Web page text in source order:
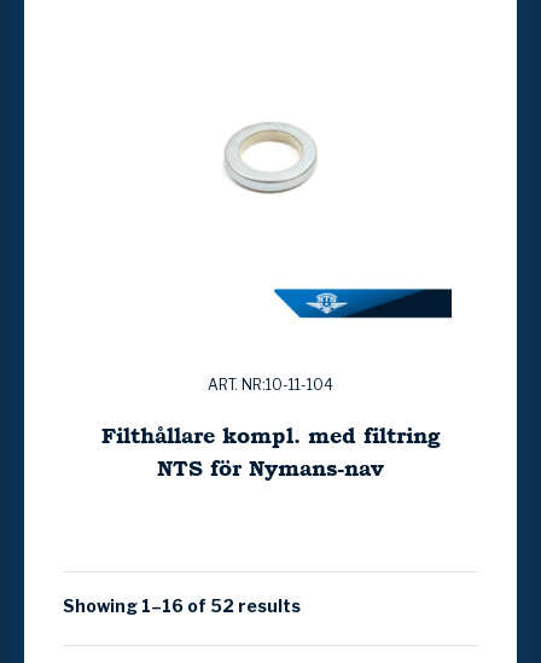
ART. NR:10-11-104
Filthållare kompl. med filtring
NTS för Nymans-nav
Showing 1–16 of 52 results